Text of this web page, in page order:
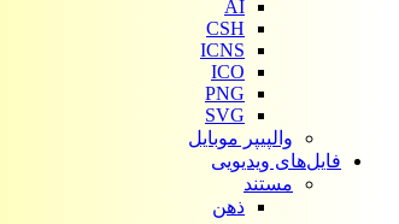
AI
CSH
ICNS
ICO
PNG
SVG
والپیپر موبایل
فایل‌های ویدیویی
مستند
ذهن